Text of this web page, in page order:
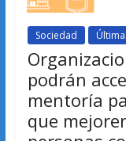
Sociedad
podrán
mentoría
que